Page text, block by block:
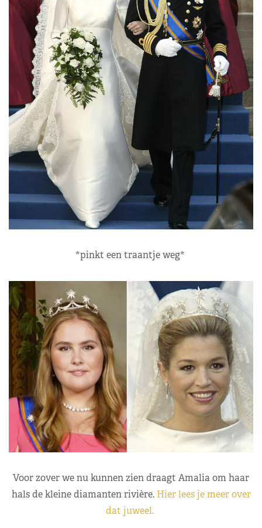
*pinkt een traantje weg*
Voor zover we nu kunnen zien draagt Amalia om haar
hals de kleine diamanten rivière. Hier lees je meer over
dat juweel.